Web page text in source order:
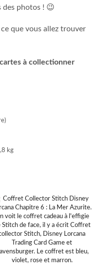
des photos ! 😉
que vous allez trouver
à collectionner
kg